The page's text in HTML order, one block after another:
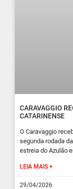
CARAVAGGIO
CATARINENSE
O Caravaggio
segunda rodada
estreia do Azulão
LEIA MAIS +
29/04/2026